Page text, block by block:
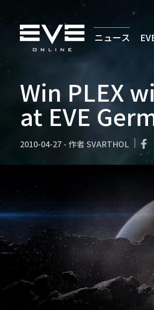
ニュース
Win PLEX
at EVE
2010-04-27 - 作者 SVARTHOL